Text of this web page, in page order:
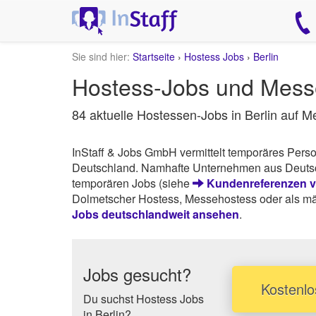
Sie sind hier: Startseite › Hostess Jobs › Berlin
Hostess-Jobs und
84 aktuelle Hostessen-Jobs in Berlin auf
InStaff & Jobs GmbH vermittelt temporäres
Deutschland. Namhafte Unternehmen aus
temporären Jobs (siehe
Kundenreferenzen
Dolmetscher Hostess, Messehostess oder als
Jobs deutschlandweit ansehen.
Jobs gesucht?
Du suchst Hostess Jobs